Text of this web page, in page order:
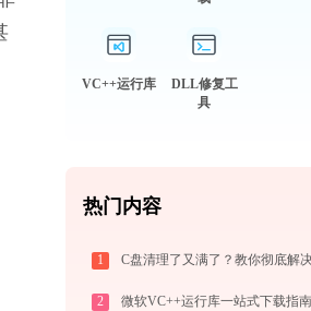
VC++运行库
DLL修复工
具
热门内容
1 C盘清理了又满了？教你彻底解
2